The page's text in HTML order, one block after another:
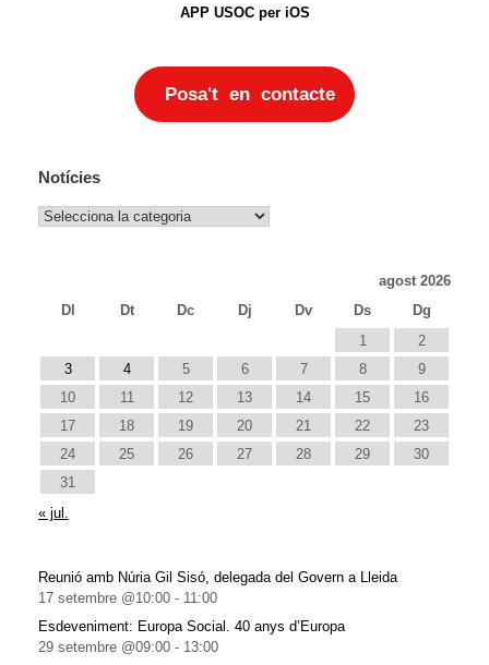
APP USOC per iOS
Posa't en contacte
Notícies
Notícies
agost 2026
Dl
Dt Dc Dj Dv Ds
Dg
1
2
3
4 5 6 7 8
9
10
11 12 13 14 15
16
17
18 19 20 21 22
23
24
25 26 27 28 29
30
31
« jul.
Reunió amb Núria Gil Sisó, delegada del Govern a Lleida
17 setembre @10:00 - 11:00
Esdeveniment: Europa Social. 40 anys d’Europa
29 setembre @09:00 - 13:00